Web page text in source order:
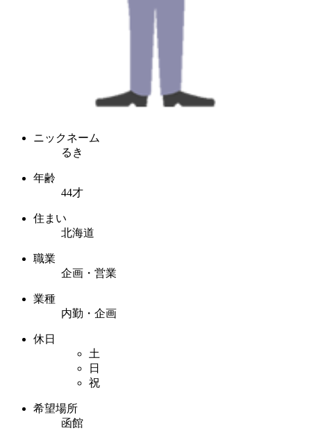
ニックネーム
るき
年齢
44才
住まい
北海道
職業
企画・営業
業種
内勤・企画
休日
土
日
祝
希望場所
函館